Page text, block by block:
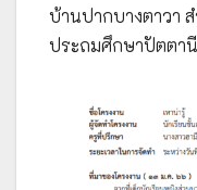
บ้านปากบางตาวา
ประถมศึกษาปัตตานี